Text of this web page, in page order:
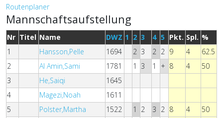
Routenplaner
Mannschaftsaufstellung
Nr Titel Name DWZ 1 2 3 4 5 Pkt. Spl. %
1
Hansson,Pelle 1694 2 3 2 2 9 4
62.5
2
Al Amin,Sami 1781 1 3 1 + 8 4
50
3
He,Saiqi
1645
4
Magezi,Noah
1611
5
Polster,Martha 1522 1 2 3 2 8 4
50